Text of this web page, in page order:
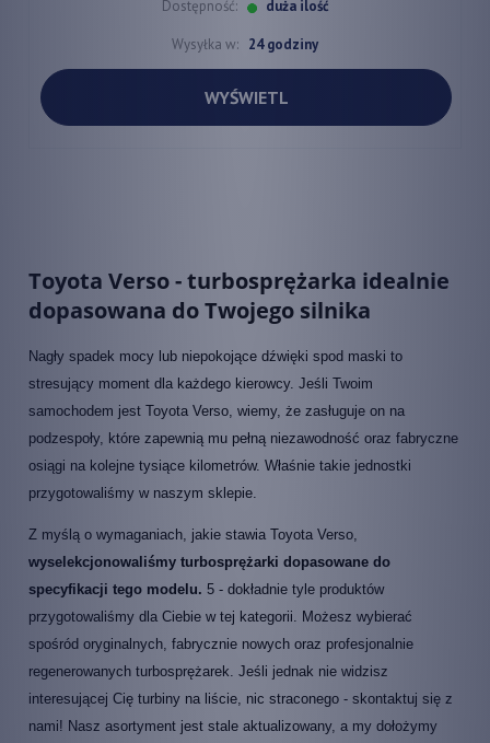
Dostępność: duża ilość
Wysyłka w: 24 godziny
WYŚWIETL
Toyota Verso - turbosprężarka idealnie
dopasowana do Twojego silnika
Nagły spadek mocy lub niepokojące dźwięki spod maski to
stresujący moment dla każdego kierowcy. Jeśli Twoim
samochodem jest Toyota Verso, wiemy, że zasługuje on na
podzespoły, które zapewnią mu pełną niezawodność oraz fabryczne
osiągi na kolejne tysiące kilometrów. Właśnie takie jednostki
przygotowaliśmy w naszym sklepie.
Z myślą o wymaganiach, jakie stawia Toyota Verso,
wyselekcjonowaliśmy turbosprężarki dopasowane do
specyfikacji tego modelu. 5 - dokładnie tyle produktów
przygotowaliśmy dla Ciebie w tej kategorii. Możesz wybierać
spośród oryginalnych, fabrycznie nowych oraz profesjonalnie
regenerowanych turbosprężarek. Jeśli jednak nie widzisz
interesującej Cię turbiny na liście, nic straconego - skontaktuj się z
nami! Nasz asortyment jest stale aktualizowany, a my dołożymy